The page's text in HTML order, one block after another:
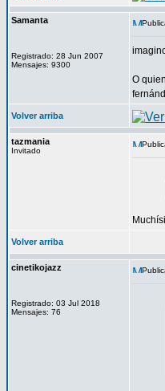
Samanta
Registrado: 28 Jun 2007
Mensajes: 9300
O
Volver arriba
tazmania
Invitado
Volver arriba
cinetikojazz
Registrado: 03 Jul 2018
Mensajes: 76